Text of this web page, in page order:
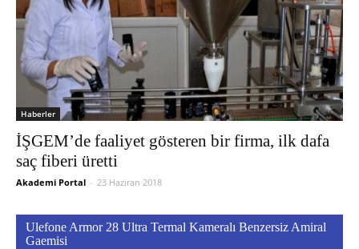
Haberler
İŞGEM’de faaliyet gösteren bir firma, ilk dafa
saç fiberi üretti
Akademi Portal - 23 Haziran 2018
Ulefone Armor 28 Ultra Termal Kameralı Benzersiz Amiral
Gaemisi